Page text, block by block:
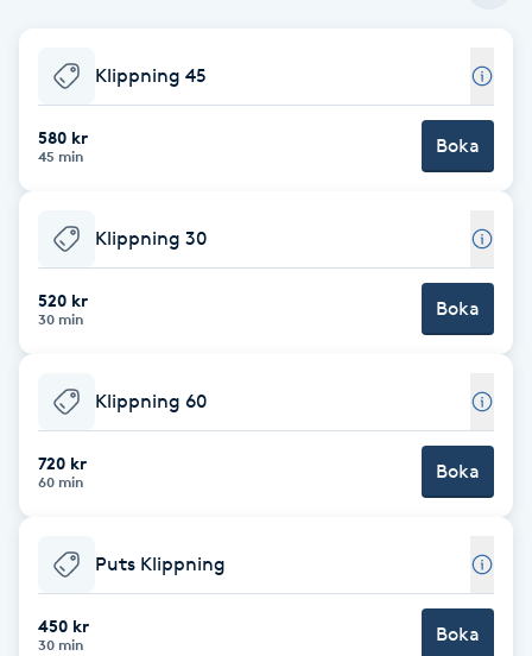
Balayage
Barber
Barnklippning
Bottenfärg
Brynformning
Brynfärgning
Klippning 45
580 kr
45 min Boka
Klippning 30
520 kr
30 min Boka
Klippning 60
720 kr
60 min Boka
Puts Klippning
450 kr
30 min Boka